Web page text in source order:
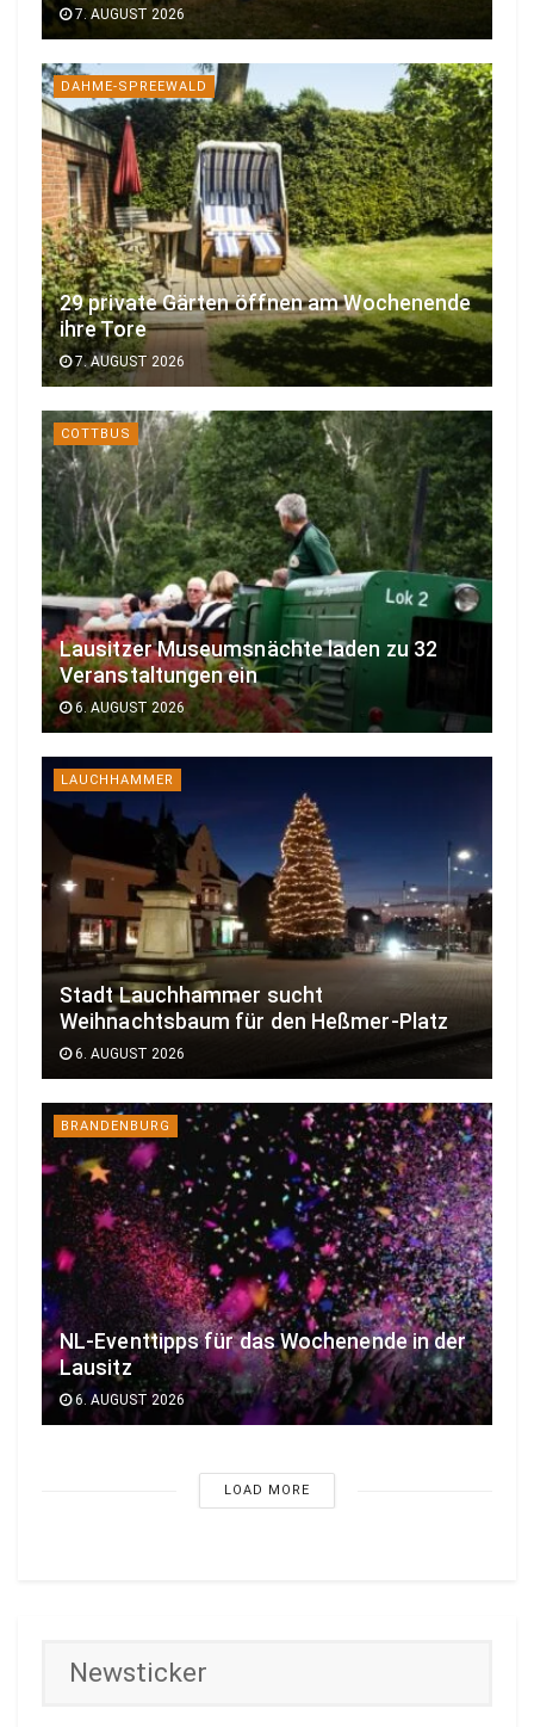
7. AUGUST 2026
DAHME-SPREEWALD
29 private Gärten öffnen am Wochenende
ihre Tore
7. AUGUST 2026
COTTBUS
Lausitzer Museumsnächte laden zu 32
Veranstaltungen ein
6. AUGUST 2026
LAUCHHAMMER
Stadt Lauchhammer sucht
Weihnachtsbaum für den Heßmer-Platz
6. AUGUST 2026
BRANDENBURG
NL-Eventtipps für das Wochenende in der
Lausitz
6. AUGUST 2026
LOAD MORE
Newsticker